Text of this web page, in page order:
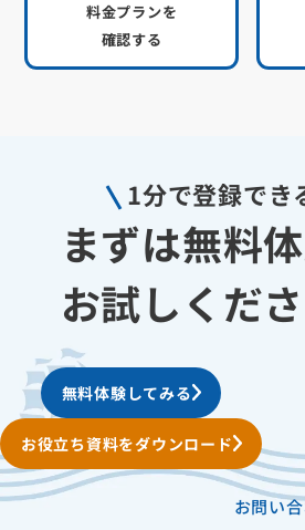
料金プランを
確認する
1分で登録でき
まずは無料
お試しくださ
無料体験してみる
お役立ち資料をダウンロード
お問い